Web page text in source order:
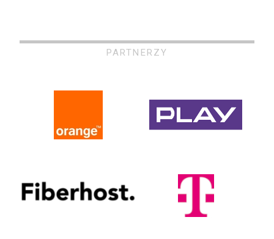
PARTNERZY